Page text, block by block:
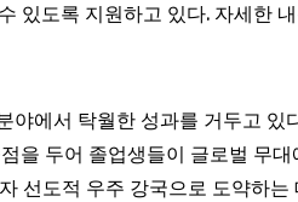
있도록 지원하고 있다. 자세한
에서 탁월한 성과를 거두고
을 두어 졸업생들이 글로벌 무
선도적 우주 강국으로 도약하는